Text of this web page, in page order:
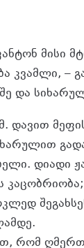
მისი
კვამლი, –
და
დავით
დიადი
რომ